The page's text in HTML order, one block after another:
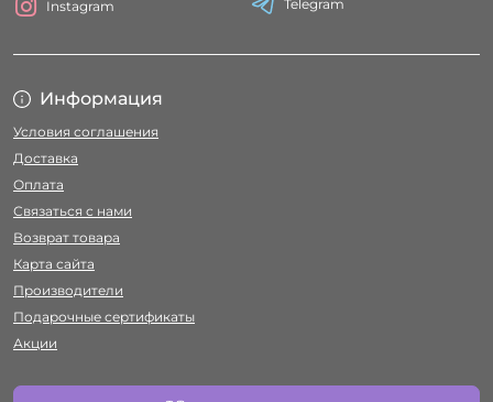
Информация
Условия соглашения
Доставка
Оплата
Связаться с нами
Возврат товара
Карта сайта
Производители
Подарочные сертификаты
Акции
Instagram Telegram